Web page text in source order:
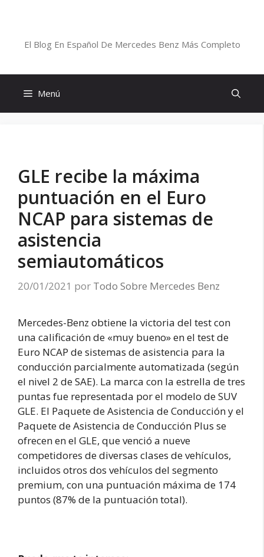
El Blog En Español De Mercedes Benz Más Completo
Menú
GLE recibe la máxima
puntuación en el Euro
NCAP para sistemas de
asistencia
semiautomáticos
20/01/2021 por Todo Sobre Mercedes Benz
Mercedes-Benz obtiene la victoria del test con
una calificación de «muy bueno» en el test de
Euro NCAP de sistemas de asistencia para la
conducción parcialmente automatizada (según
el nivel 2 de SAE). La marca con la estrella de tres
puntas fue representada por el modelo de SUV
GLE. El Paquete de Asistencia de Conducción y el
Paquete de Asistencia de Conducción Plus se
ofrecen en el GLE, que venció a nueve
competidores de diversas clases de vehículos,
incluidos otros dos vehículos del segmento
premium, con una puntuación máxima de 174
puntos (87% de la puntuación total).